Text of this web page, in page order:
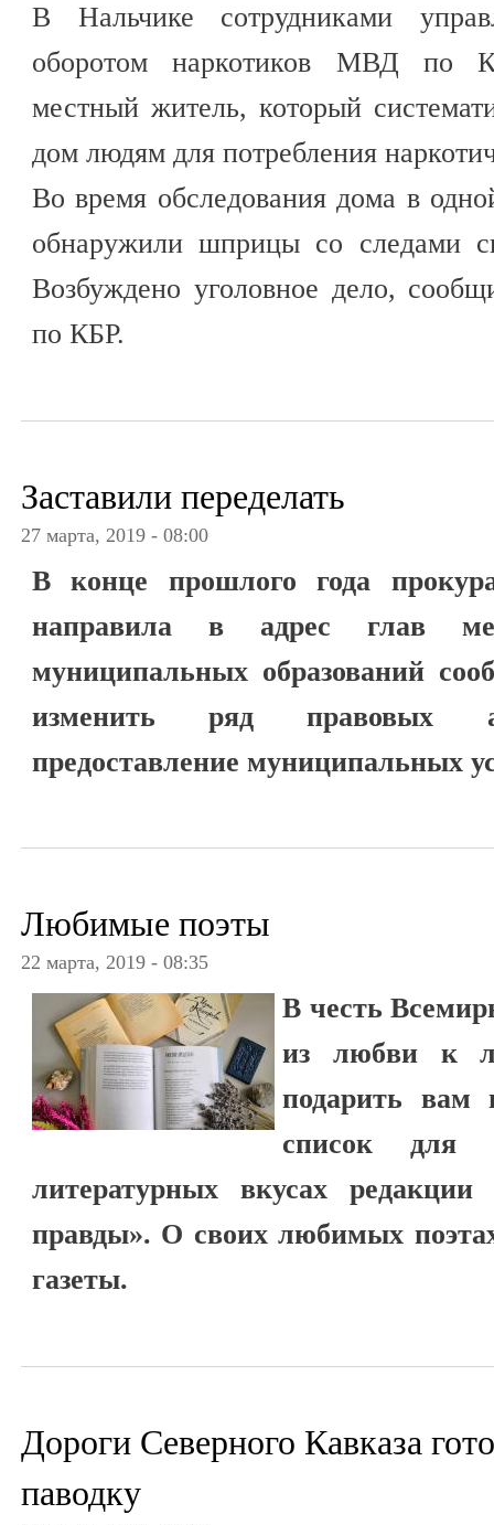
В Нальчике сотрудниками
оборотом наркотиков МВД по
местный житель, который
дом людям для потребления
Во время обследования дома в
обнаружили шприцы со следами
Возбуждено уголовное дело,
по КБР.
Заставили переделать
27 марта, 2019 - 08:00
В конце прошлого года
направила в адрес глав
муниципальных образований
изменить ряд правовых
предоставление муниципальных
Любимые поэты
22 марта, 2019 - 08:35
В честь
из любви к
подарить вам
список для
литературных вкусах редакции
правды». О своих любимых
газеты.
Дороги Северного Кавказа
паводку